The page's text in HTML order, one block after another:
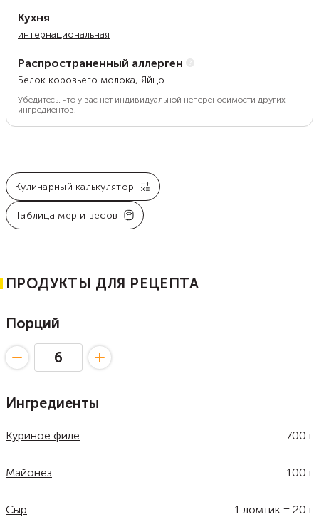
Кухня
интернациональная
Распространенный аллерген
Белок коровьего молока, Яйцо
Убедитесь, что у вас нет индивидуальной непереносимости других
ингредиентов.
Кулинарный калькулятор
Таблица мер и весов
ПРОДУКТЫ ДЛЯ РЕЦЕПТА
Порций
Ингредиенты
Куриное филе 700 г
Майонез 100 г
Сыр 1 ломтик = 20 г